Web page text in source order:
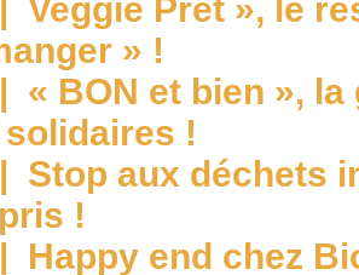
| Veggie Prêt », le
» !
| « BON et bien »,
!
| Stop aux déchets
!
| Happy end chez